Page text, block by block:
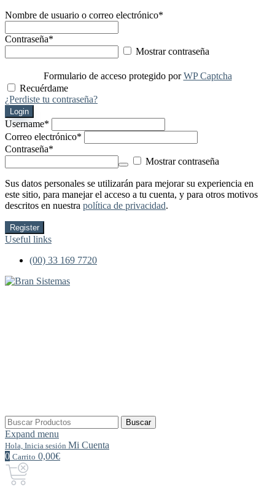
Nombre de usuario o correo electrónico*
Contraseña*
Mostrar contraseña
Formulario de acceso protegido porWP Captcha
Recuérdame
¿Perdiste tu contraseña?
Login
Username*
Correo electrónico*
Contraseña*
Mostrar contraseña
Sus datos personales se utilizarán para mejorar su experiencia en
este sitio, para manejar el acceso a tu cuenta, y para otros motivos
descritos en nuestra política de privacidad.
Register
Useful links
(00) 33 169 7720
Buscar
por:
Buscar
Expand menu
Hola, Inicia sesión Mi Cuenta
0 Carrito 0,00€